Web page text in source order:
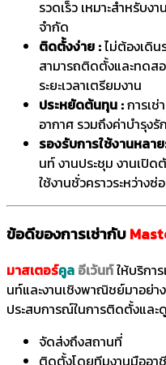
รวดเร็ว เหมาะสำหรับง
จำกัด
ติดตั้งง่าย :ไม่ต้องเดิน
สามารถติดตั้งและทดส
ระยะเวลาเตรียมงาน
ประหยัดต้นทุน :การเช่
อากาศ รวมถึงค่าบำรุง
รองรับการใช้งานหลา
นท์ งานประชุม งานเปิด
ใช้งานชั่วคราวระหว่าง
ข้อดีของการเช่ากับ
มาสเตอร์คูล อีเว้นท์ให้บริการ
นท์และงานเชิงพาณิชย์มาอย่
ประสบการณ์ในการติดตั้งและ
จัดส่งถึงสถานที่
ติดตั้งโดยทีมงานมืออา